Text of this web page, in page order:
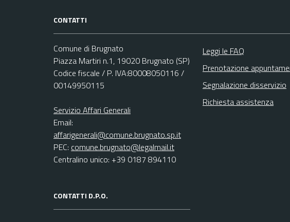
CONTATTI
Comune di Brugnato
Piazza Martiri n.1, 19020 Brugnato (SP)
Codice fiscale / P. IVA:80008050116 /
00149950115
Servizio Affari Generali
Email:
affarigenerali@comune.brugnato.sp.it
PEC: comune.brugnato@legalmail.it
Centralino unico: +39 0187 894110
CONTATTI D.P.O.
Leggi le FAQ
Prenotazione
Segnalazione disservizio
Richiesta assistenza